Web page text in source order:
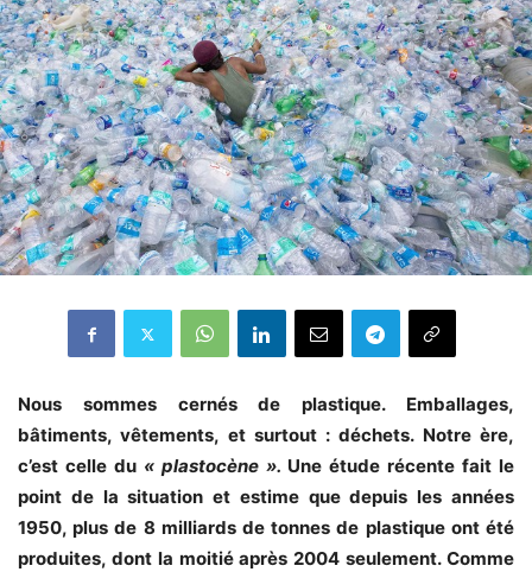
Nous sommes cernés de plastique. Emballages,
bâtiments, vêtements, et surtout : déchets. Notre ère,
c’est celle du « plastocène ». Une étude récente fait le
point de la situation et estime que depuis les années
1950, plus de 8 milliards de tonnes de plastique ont été
produites, dont la moitié après 2004 seulement. Comme